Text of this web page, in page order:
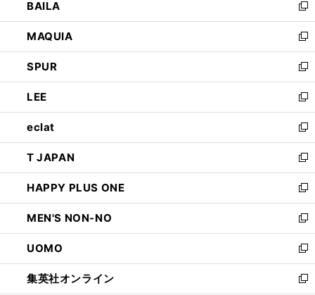
く
ィ
ン
ド
ウ
で
開
く
い
ウ
ィ
ン
ド
ウ
で
開
く
BAILA
新
し
い
ウ
ィ
ン
ド
ウ
で
開
く
MAQUIA
新
し
い
ウ
ィ
ン
ド
ウ
で
開
く
SPUR
新
し
い
ウ
ィ
ン
ド
ウ
で
開
く
LEE
新
し
い
ウ
ィ
ン
ド
ウ
で
開
く
eclat
新
し
い
ウ
ィ
ン
ド
ウ
で
開
く
T JAPAN
新
し
い
ウ
ィ
ン
ド
ウ
で
HAPPY PLUS ONE
新
し
い
ウ
ィ
ン
ド
MEN'S NON-NO
新
し
い
ウ
ィ
UOMO
新
し
い
集英社オンライン
新